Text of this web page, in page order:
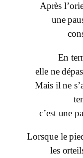
Après
une
En
elle ne
Mais il ne
c’est une
Lorsque le
les